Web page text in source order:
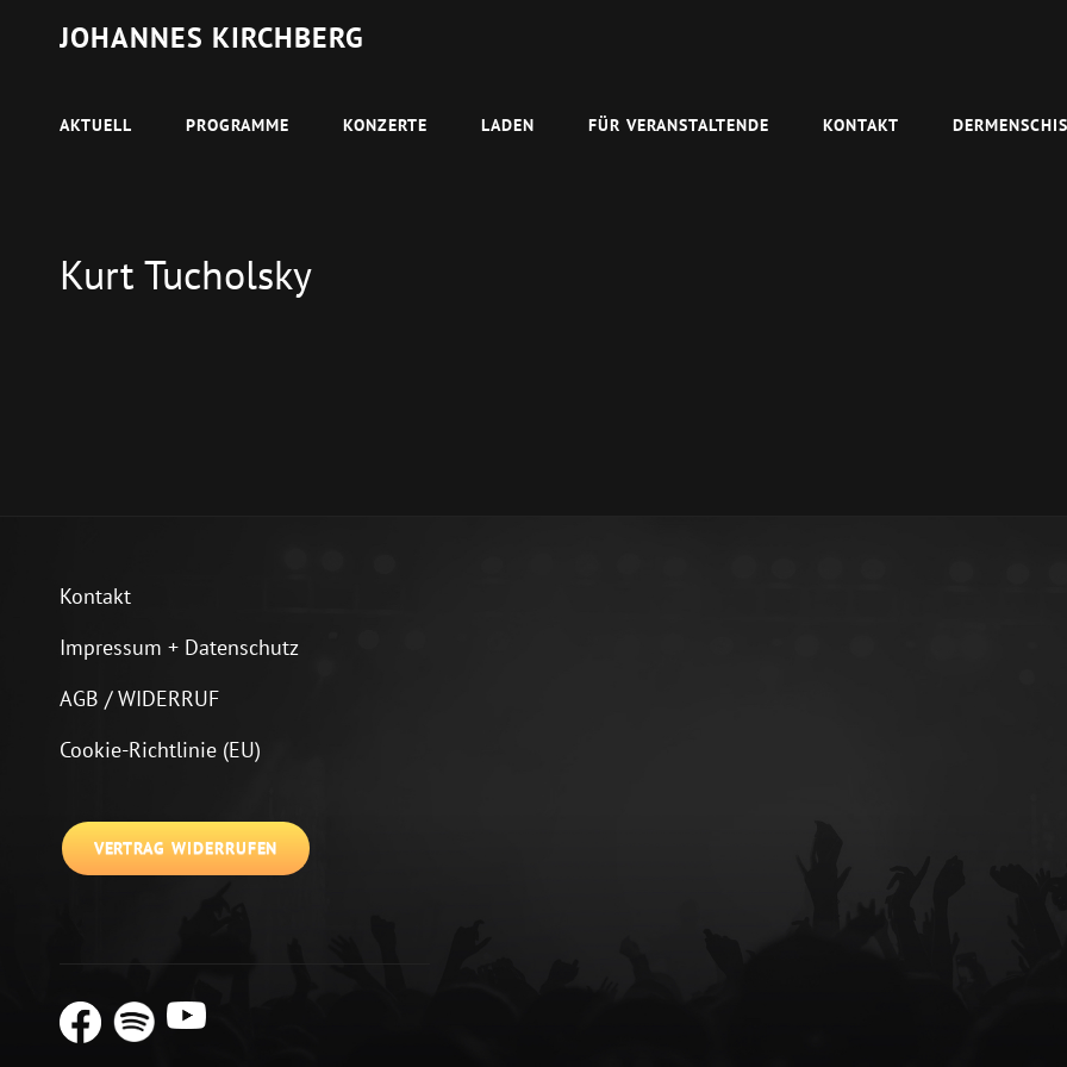
JOHANNES KIRCHBERG
AKTUELL PROGRAMME KONZERTE LADEN FÜR VERANSTALTENDE KONTAKT
Kurt Tucholsky
Kontakt
Impressum + Datenschutz
AGB / WIDERRUF
Cookie-Richtlinie (EU)
VERTRAG WIDERRUFEN